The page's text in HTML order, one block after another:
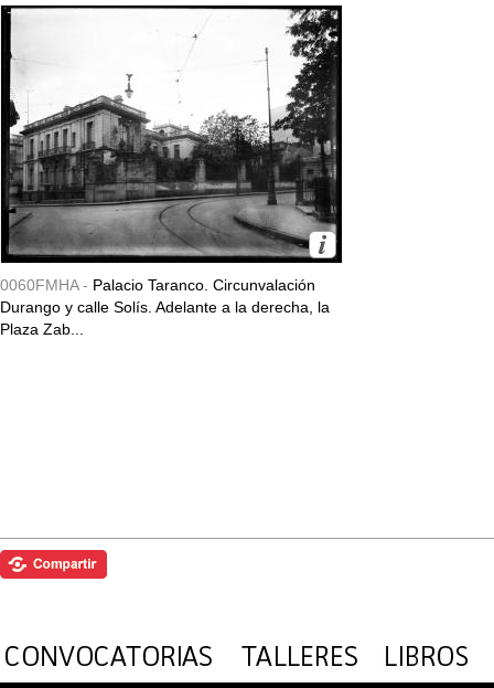
0060FMHA - Palacio Taranco. Circunvalación
Durango y calle Solís. Adelante a la derecha, la
Plaza Zab...